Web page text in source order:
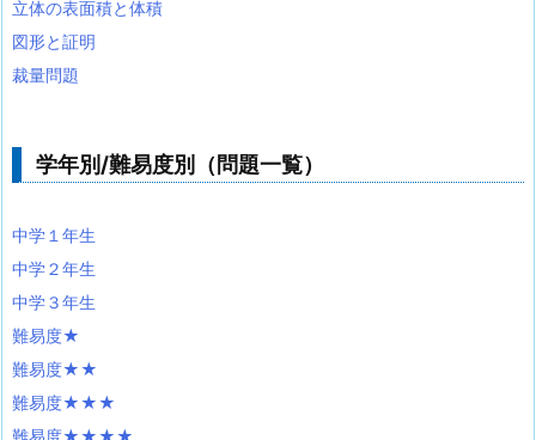
立体の表面積と体積
図形と証明
裁量問題
学年別/難易度別（問題一覧）
中学１年生
中学２年生
中学３年生
難易度★
難易度★★
難易度★★★
難易度★★★★